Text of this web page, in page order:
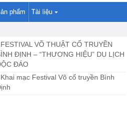
phẩm Tài liệu
FESTIVAL VÕ THUẬT CỔ TRUYỀN
ĐỊNH – “THƯƠNG HIỆU” DU LỊCH
ĐÁO
Khai mạc Festival Võ cổ truyền Bình